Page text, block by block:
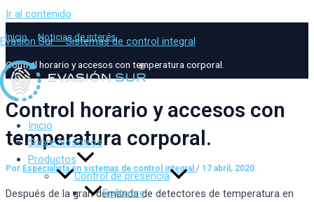
Ir al contenido
Evasion Sur – Sistemas de control integral
Inicio
Sobre Nosotros
Productos
Control de presencia
Software
Inicio Noticias de interés
Control horario y accesos con temperatura corporal.
Control horario y accesos con
temperatura corporal.
Por Especialista en sistemas de control integral / 17 abril, 2020
Después de la gran demanda de detectores de temperatura en